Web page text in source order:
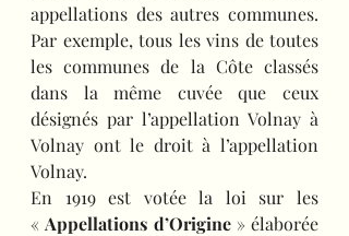
appellations des autres communes.
Par exemple, tous les vins de toutes
les communes de la Côte classés
dans la même cuvée que ceux
désignés par l’appellation Volnay à
Volnay ont le droit à l’appellation
Volnay.
En 1919 est votée la loi sur les
« Appellations d’Origine » élaborée